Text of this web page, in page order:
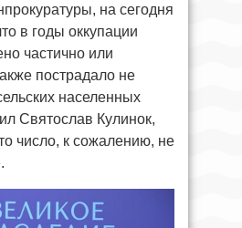
на сегодня
в годы оккупации
частично или
пострадало не
населенных
Святослав Кулинок,
число, к сожалению, не